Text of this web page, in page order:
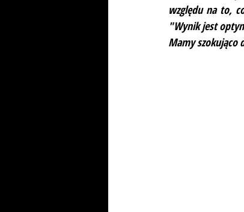
względu na to,
"Wynik jest
Mamy